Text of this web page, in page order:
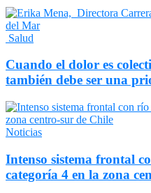
Salud
Cuando el dolor es
también debe ser una
Noticias
Intenso sistema frontal
categoría 4 en la zona